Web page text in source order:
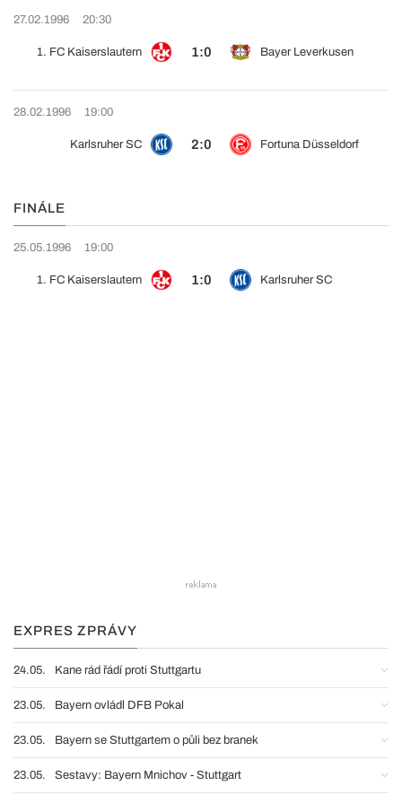
27.02.1996 20:30
1. FC Kaiserslautern 1:0 Bayer Leverkusen
28.02.1996 19:00
Karlsruher SC 2:0 Fortuna Düsseldorf
FINÁLE
25.05.1996 19:00
1. FC Kaiserslautern 1:0 Karlsruher SC
EXPRES ZPRÁVY
24.05. Kane rád řádí proti Stuttgartu
23.05. Bayern ovládl DFB Pokal
23.05. Bayern se Stuttgartem o půli bez branek
23.05. Sestavy: Bayern Mnichov - Stuttgart